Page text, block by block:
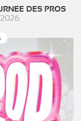
DES PROS